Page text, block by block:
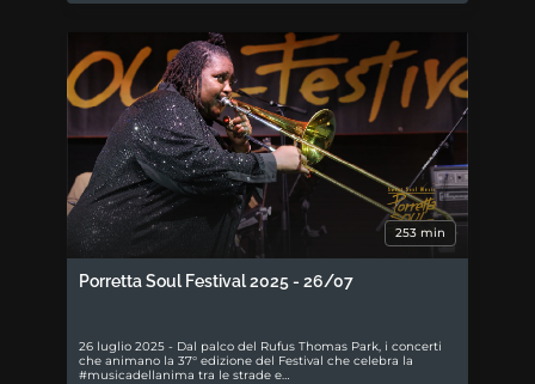
253 min
Porretta Soul Festival 2025 - 26/07
26 luglio 2025 - Dal palco del Rufus Thomas Park, i concerti
che animano la 37° edizione del Festival che celebra la
#musicadellanima tra le strade e…